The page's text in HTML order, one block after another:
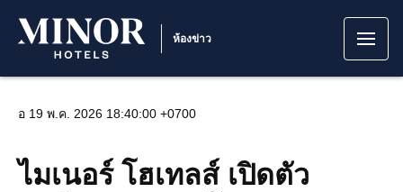
ห้องข่าว
อ 19 พ.ค. 2026 18:40:00 +0700
ไมเนอร์ โฮเทลส์ เปิดตัว